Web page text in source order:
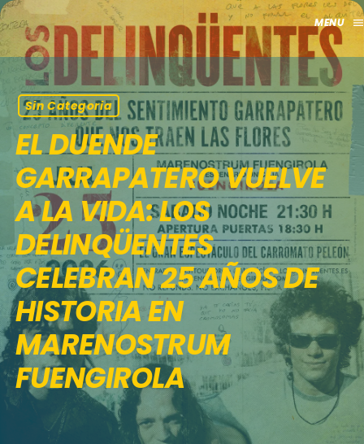
close
HOME
CLUB
APORTES
TV
GRILLA
EVENTOS
MADRID
MÁLAGA
BARCELONA
MALLORCA
LO NUEVO
PODCASTS
TIENDA
Sin Categoria
EL DUENDE
GARRAPATERO VUELVE
A LA VIDA: LOS
DELINQÜENTES
CELEBRAN 25 AÑOS DE
HISTORIA EN
MARENOSTRUM
FUENGIROLA